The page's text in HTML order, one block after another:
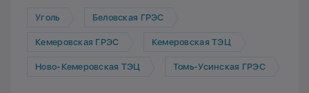
Уголь Беловская ГРЭС
Кемеровская ГРЭС Кемеровская ТЭЦ
Ново-Кемеровская ТЭЦ Томь-Усинская ГРЭС